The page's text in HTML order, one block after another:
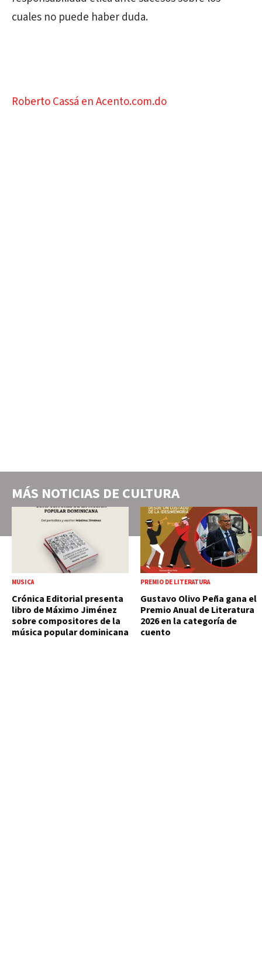
cuales no puede haber duda.
Roberto Cassá en Acento.com.do
MÁS NOTICIAS DE CULTURA
MÚSICA
Crónica Editorial presenta
libro de Máximo Jiménez
sobre compositores de la
música popular dominicana
PREMIO DE LITERATURA
Gustavo Olivo Peña gana el
Premio Anual de Literatura
2026 en la categoría de
cuento